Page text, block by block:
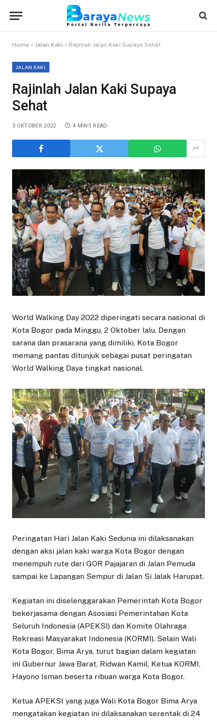
Home » Jalan Kaki » Rajinlah Jalan Kaki Supaya Sehat
JALAN KAKI
Rajinlah Jalan Kaki Supaya
Sehat
3 OKTOBER 2022 4 MINS READ
World Walking Day 2022 diperingati secara nasional di
Kota Bogor pada Minggu, 2 Oktober lalu. Dengan
sarana dan prasarana yang dimiliki, Kota Bogor
memang pantas ditunjuk sebagai pusat peringatan
World Walking Daya tingkat nasional.
Peringatan Hari Jalan Kaki Sedunia ini dilaksanakan
dengan aksi jalan kaki warga Kota Bogor dengan
menempuh rute dari GOR Pajajaran di Jalan Pemuda
sampai ke Lapangan Sempur di Jalan Si Jalak Harupat.
Kegiatan ini diselenggarakan Pemerintah Kota Bogor
bekerjasama dengan Asosiasi Pemerintahan Kota
Seluruh Indonesia (APEKSI) dan Komite Olahraga
Rekreasi Masyarakat Indonesia (KORMI). Selain Wali
Kota Bogor, Bima Arya, turut bagian dalam kegiatan
ini Gubernur Jawa Barat, Ridwan Kamil, Ketua KORMI,
Hayono Isman beserta ribuan warga Kota Bogor.
Ketua APEKSI yang juga Wali Kota Bogor Bima Arya
mengatakan kegiatan ini dilaksanakan serentak di 24